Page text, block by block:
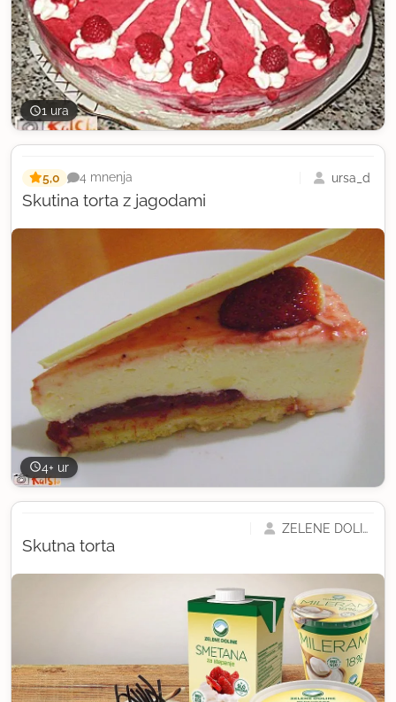
1 ura
4+ ur
Skutina torta z jagodami
5,0 4 mnenja ursa_d
Skutna torta
ZELENE DOLINE